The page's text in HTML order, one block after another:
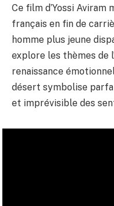
Ce film d’Yossi
français en fin de
homme plus jeune
explore les thèmes de
renaissance
désert symbolise
et imprévisible des